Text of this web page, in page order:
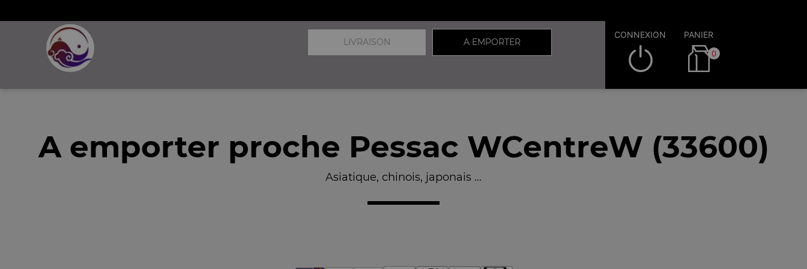
LIVRAISON A EMPORTER
CONNEXION PANIER
0
A emporter proche Pessac WCentreW (33600)
Asiatique, chinois, japonais ...